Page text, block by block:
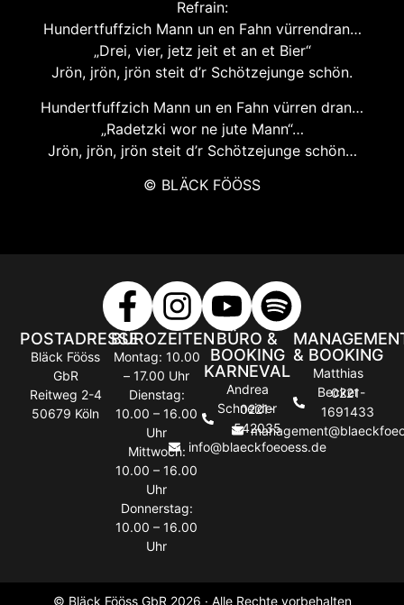
Refrain:
Hundertfuffzich Mann un en Fahn vürrendran…
„Drei, vier, jetz jeit et an et Bier“
Jrön, jrön, jrön steit d’r Schötzejunge schön.
Hundertfuffzich Mann un en Fahn vürren dran…
„Radetzki wor ne jute Mann“…
Jrön, jrön, jrön steit d’r Schötzejunge schön…
© BLÄCK FÖÖSS
POSTADRESSE
Bläck Fööss
GbR
Reitweg 2-4
50679 Köln
BÜROZEITEN
Montag: 10.00
– 17.00 Uhr
Dienstag:
10.00 – 16.00
Uhr
Mittwoch:
10.00 – 16.00
Uhr
Donnerstag:
10.00 – 16.00
Uhr
BÜRO &
BOOKING
KARNEVAL
Andrea
Schneider
0221-
542035
info@blaeckfoeoess.de
& BOOKING
Matthias
Becker
0221-
1691433
© Bläck Fööss GbR 2026 · Alle Rechte vorbehalten